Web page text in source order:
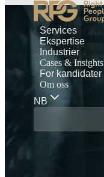
Services
Ekspertise
Industrier
Cases & Insights
For kandidater
Om oss
NB